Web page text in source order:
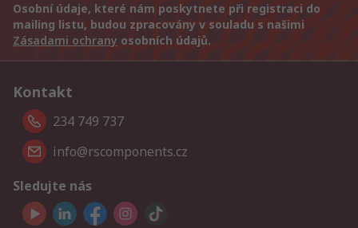
Osobní údaje, které nám poskytnete při registraci do
mailing listu, budou zpracovány v souladu s našimi
Zásadami ochrany osobních údajů.
Kontakt
234 749 737
info@rscomponents.cz
Sledujte nás